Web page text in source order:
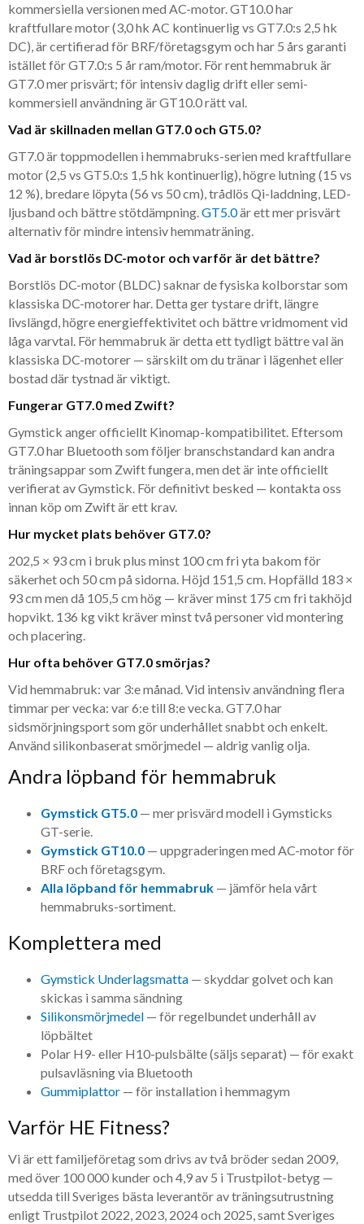
kommersiella versionen med AC-motor. GT10.0 har
kraftfullare motor (3,0 hk AC kontinuerlig vs GT7.0:s 2,5 hk
DC), är certifierad för BRF/företagsgym och har 5 års garanti
istället för GT7.0:s 5 år ram/motor. För rent hemmabruk är
GT7.0 mer prisvärt; för intensiv daglig drift eller semi-
kommersiell användning är GT10.0 rätt val.
Vad är skillnaden mellan GT7.0 och GT5.0?
GT7.0 är toppmodellen i hemmabruks-serien med kraftfullare
motor (2,5 vs GT5.0:s 1,5 hk kontinuerlig), högre lutning (15 vs
12 %), bredare löpyta (56 vs 50 cm), trådlös Qi-laddning, LED-
ljusband och bättre stötdämpning.GT5.0är ett mer prisvärt
alternativ för mindre intensiv hemmaträning.
Vad är borstlös DC-motor och varför är det bättre?
Borstlös DC-motor (BLDC) saknar de fysiska kolborstar som
klassiska DC-motorer har. Detta ger tystare drift, längre
livslängd, högre energieffektivitet och bättre vridmoment vid
låga varvtal. För hemmabruk är detta ett tydligt bättre val än
klassiska DC-motorer — särskilt om du tränar i lägenhet eller
bostad där tystnad är viktigt.
Fungerar GT7.0 med Zwift?
Gymstick anger officiellt Kinomap-kompatibilitet. Eftersom
GT7.0 har Bluetooth som följer branschstandard kan andra
träningsappar som Zwift fungera, men det är inte officiellt
verifierat av Gymstick. För definitivt besked — kontakta oss
innan köp om Zwift är ett krav.
Hur mycket plats behöver GT7.0?
202,5 × 93 cm i bruk plus minst 100 cm fri yta bakom för
säkerhet och 50 cm på sidorna. Höjd 151,5 cm. Hopfälld 183 ×
93 cm men då 105,5 cm hög — kräver minst 175 cm fri takhöjd
hopvikt. 136 kg vikt kräver minst två personer vid montering
och placering.
Hur ofta behöver GT7.0 smörjas?
Vid hemmabruk: var 3:e månad. Vid intensiv användning flera
timmar per vecka: var 6:e till 8:e vecka. GT7.0 har
sidsmörjningsport som gör underhållet snabbt och enkelt.
Använd silikonbaserat smörjmedel — aldrig vanlig olja.
Andra löpband för hemmabruk
Gymstick GT5.0 — mer prisvärd modell i Gymsticks
GT-serie.
Gymstick GT10.0 — uppgraderingen med AC-motor för
BRF och företagsgym.
Alla löpband för hemmabruk — jämför hela vårt
hemmabruks-sortiment.
Komplettera med
Gymstick Underlagsmatta — skyddar golvet och kan
skickas i samma sändning
Silikonsmörjmedel — för regelbundet underhåll av
löpbältet
Polar H9- eller H10-pulsbälte (säljs separat) — för exakt
pulsavläsning via Bluetooth
Gummiplattor — för installation i hemmagym
Varför HE Fitness?
Vi är ett familjeföretag som drivs av två bröder sedan 2009,
med över 100 000 kunder och 4,9 av 5 i Trustpilot-betyg —
utsedda till Sveriges bästa leverantör av träningsutrustning
enligt Trustpilot 2022, 2023, 2024 och 2025, samt Sveriges